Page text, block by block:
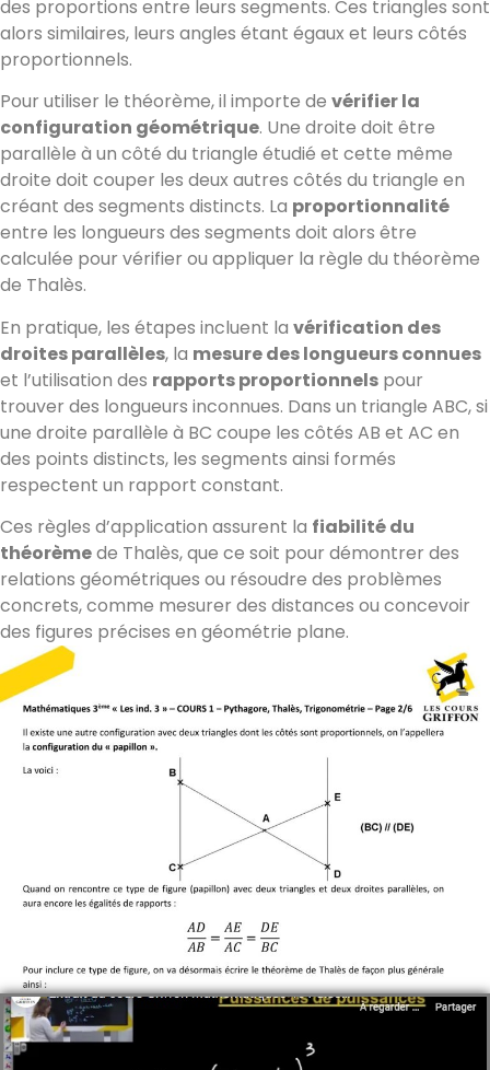
des proportions entre leurs segments. Ces triangles sont
alors similaires, leurs angles étant égaux et leurs côtés
proportionnels.
Pour utiliser le théorème, il importe de vérifier la
configuration géométrique. Une droite doit être
parallèle à un côté du triangle étudié et cette même
droite doit couper les deux autres côtés du triangle en
créant des segments distincts. La proportionnalité
entre les longueurs des segments doit alors être
calculée pour vérifier ou appliquer la règle du théorème
de Thalès.
En pratique, les étapes incluent la vérification des
droites parallèles, la mesure des longueurs connues
et l’utilisation des rapports proportionnels pour
trouver des longueurs inconnues. Dans un triangle ABC, si
une droite parallèle à BC coupe les côtés AB et AC en
des points distincts, les segments ainsi formés
respectent un rapport constant.
Ces règles d’application assurent la fiabilité du
théorèmede Thalès, que ce soit pour démontrer des
relations géométriques ou résoudre des problèmes
concrets, comme mesurer des distances ou concevoir
des figures précises en géométrie plane.